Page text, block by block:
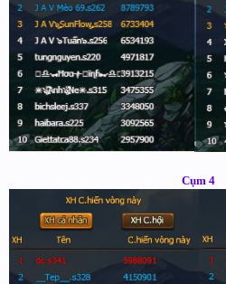
Cụm 4